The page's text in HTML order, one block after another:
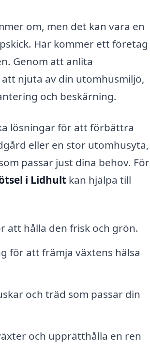
om, men det kan vara en
Här kommer ett företag
Genom att anlita
njuta av din utomhusmiljö,
och beskärning.
lösningar för att förbättra
eller en stor utomhusyta,
passar just dina behov. För
i Lidhult kan hjälpa till
att hålla den frisk och grön.
för att främja växtens hälsa
och träd som passar din
och upprätthålla en ren